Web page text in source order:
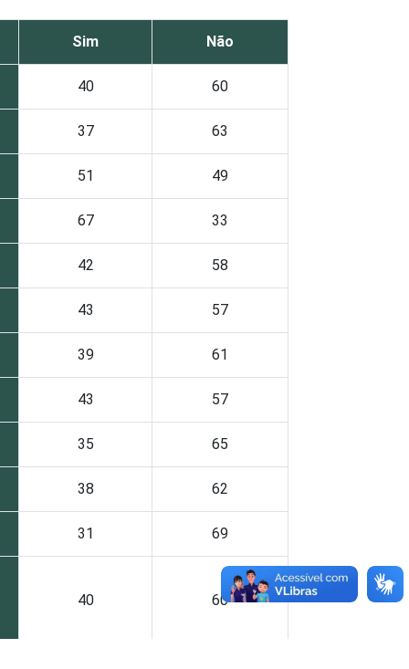
Sim Não
40 60
37 63
51 49
67 33
42 58
43 57
39 61
43 57
35 65
38 62
31 69
40 60